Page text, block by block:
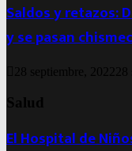
Saldos y retazos:
y se pasan
28 septiembre, 2022
Salud
El Hospital de